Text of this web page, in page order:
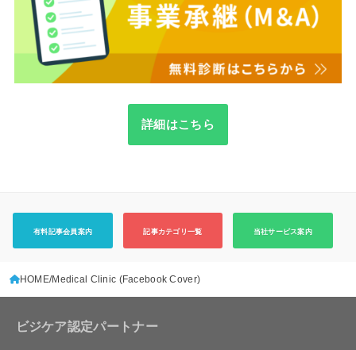
詳細はこちら
有料記事会員案内 記事カテゴリ一覧 当社サービス案内
HOME Medical Clinic (Facebook Cover)
ビジケア認定パートナー